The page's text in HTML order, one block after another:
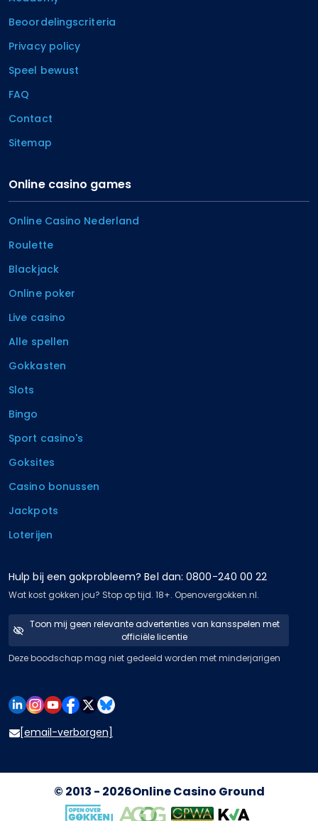
Beoordelingscriteria
Privacy policy
Speel bewust
FAQ
Contact
Sitemap
Online casino games
Online Casino Nederland
Roulette
Blackjack
Online poker
Live casino
Alle spellen
Gokkasten
Slots
Bingo
Sport casino's
Goksites
Casino bonussen
Jackpots
Loterijen
Hulp bij een gokprobleem? Bel dan: 0800-240 00 22
Wat kost gokken jou? Stop op tijd. 18+. Openovergokken.nl.
Toon mij geen relevante advertenties van kansspelen met
officiële licentie
Deze boodschap mag niet gedeeld worden met minderjarigen
[email-verborgen]
© 2013 - 2026Online Casino Ground